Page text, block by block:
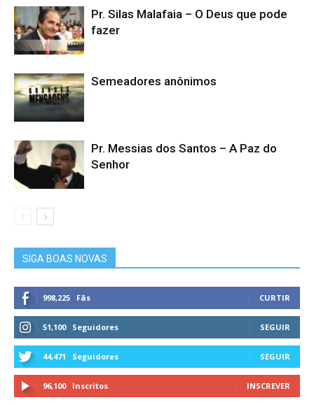
Pr. Silas Malafaia – O Deus que pode
fazer
Semeadores anônimos
Pr. Messias dos Santos – A Paz do
Senhor
SIGA BOAS NOVAS
998,225 Fãs CURTIR
51,100 Seguidores SEGUIR
44,471 Seguidores SEGUIR
96,100 Inscritos INSCREVER